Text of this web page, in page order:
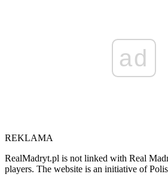
ad
REKLAMA
RealMadryt.pl is not linked with Real
players. The website is an initiative of